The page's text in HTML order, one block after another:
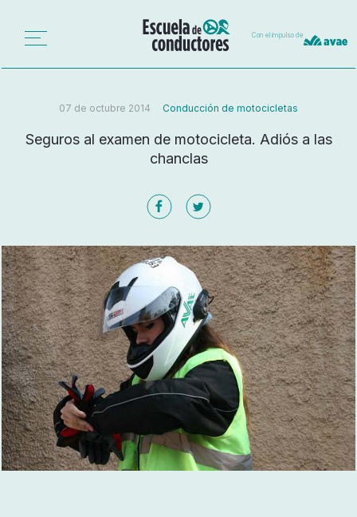
Con el impulso de
07 de octubre 2014 Conducción de motocicletas
Seguros al examen de motocicleta. Adiós a las
chanclas